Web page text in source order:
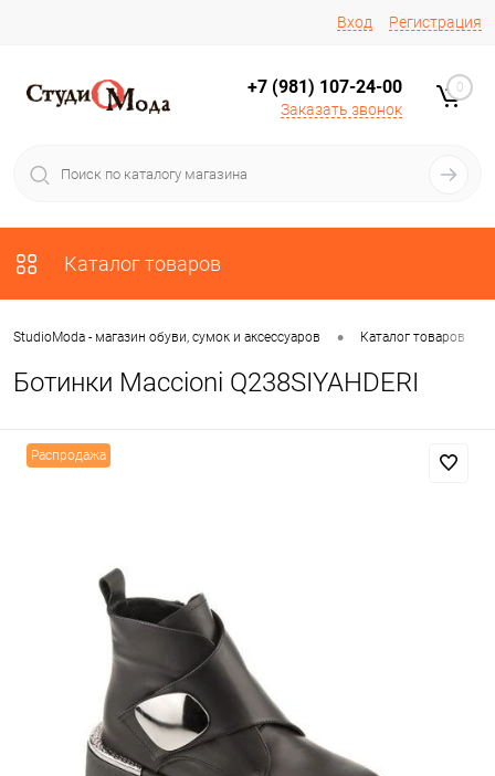
Вход Регистрация
+7 (981) 107-24-00
Заказать звонок
0
Каталог товаров
StudioModa - магазин обуви, сумок и аксессуаров • Каталог товаров
Ботинки Maccioni Q238SIYAHDERI
Распродажа